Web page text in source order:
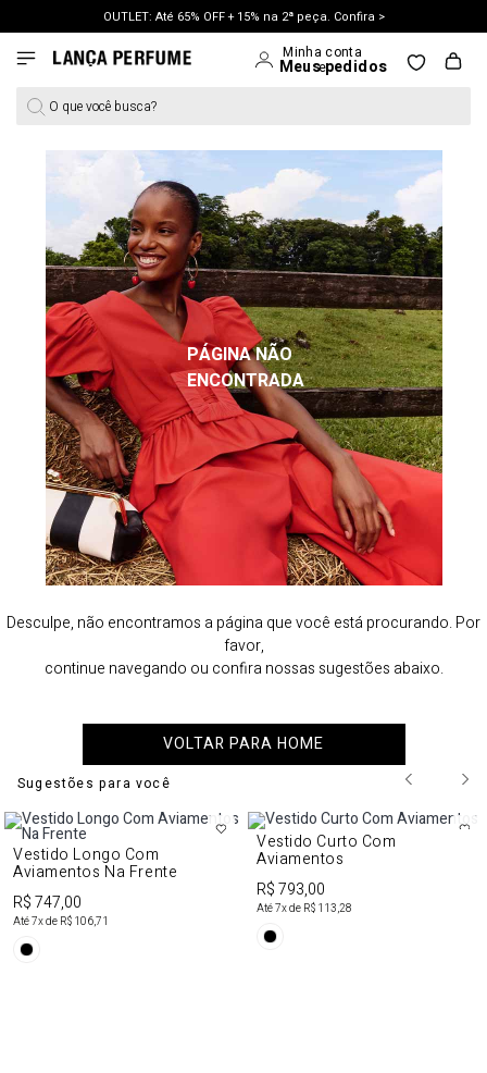
OUTLET: Até 65% OFF + 15% na 2ª peça. Confira >
LANÇAMENTO PRIMAVERA 27. Clique e aproveite.
O que você busca?
PÁGINA NÃO
ENCONTRADA
Desculpe, não encontramos a página que você está procurando. Por
favor,
continue navegando ou confira nossas sugestões abaixo.
VOLTAR PARA HOME
Sugestões para você
Vestido Longo Com
Aviamentos Na Frente
R$ 747,00
Até7x de R$ 106,71
Vestido Curto Com
Aviamentos
R$ 793,00
Até7x de R$ 113,28